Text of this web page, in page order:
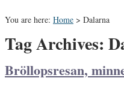
You are here: Home > Dalarna
Tag Archives:
Bröllopsresan,